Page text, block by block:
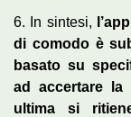
6. In sintesi,
di comodo è
basato su
ad accertare la
ultima si